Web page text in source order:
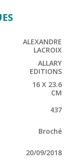
ALEXANDRE
LACROIX
ALLARY
EDITIONS
16 X 23.6
CM
437
Broché
20/09/2018